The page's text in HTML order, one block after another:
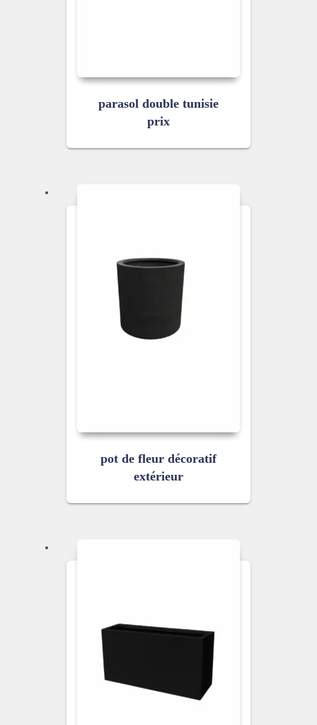
parasol double tunisie
prix
pot de fleur décoratif
extérieur